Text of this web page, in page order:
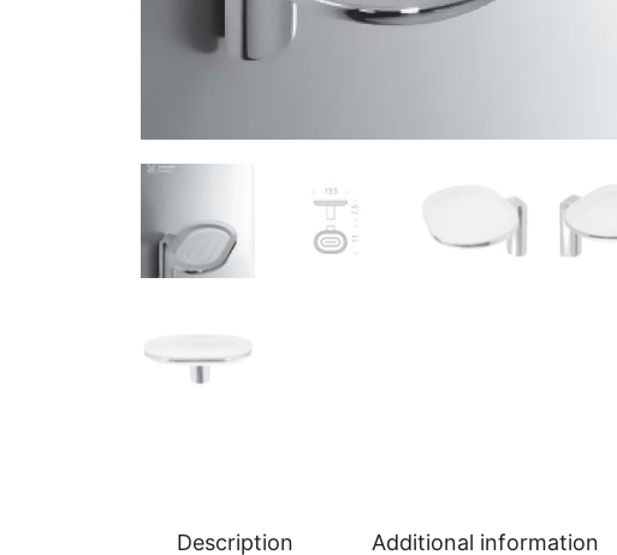
Description Additional information